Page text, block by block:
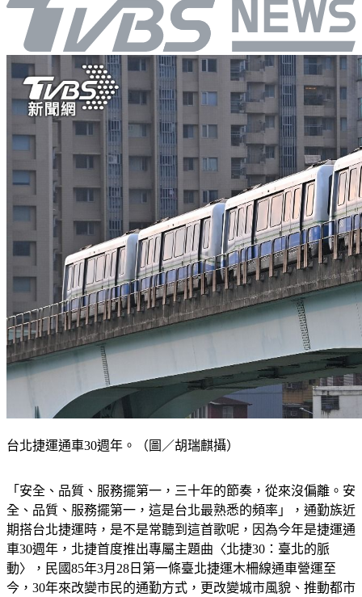
台北捷運通車30週年。（圖／胡瑞麒攝）
「安全、品質、服務擺第一，三十年的節奏，從來沒偏離。安
全、品質、服務擺第一，這是台北最熟悉的頻率」，通勤族近
期搭台北捷運時，是不是常聽到這首歌呢，因為今年是捷運通
車30週年，北捷首度推出專屬主題曲〈北捷30：臺北的脈
動〉，民國85年3月28日第一條臺北捷運木柵線通車營運至
今，30年來改變市民的通勤方式，更改變城市風貌、推動都市